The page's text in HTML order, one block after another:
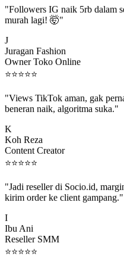
murah lagi! 🤯"
Juragan Fashion
Owner Toko Online
⭐⭐⭐⭐⭐
beneran naik, algoritma suka."
Koh Reza
Content Creator
⭐⭐⭐⭐⭐
kirim order ke client gampang."
Ibu Ani
Reseller SMM
⭐⭐⭐⭐⭐